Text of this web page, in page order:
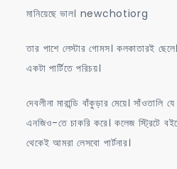
মানিয়েছে ভাল। newchotiorg
তার পাশে লেস্টার গোমস। কলকাতারই
একটা পার্টিতে পরিচয়।
দেবলীনা মারান্ডি বাঁকুড়ার মেয়ে।
এনজিও-তে চাকরি করে। কলেজ স্ট্রিটে
থেকেই আমরা লেসবো পার্টনার।